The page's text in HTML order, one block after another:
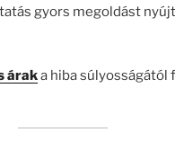
gyors megoldást nyújt
áraka hiba súlyosságától